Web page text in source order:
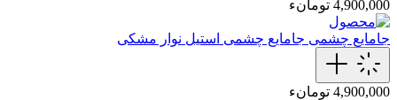
4,900,000 تومانء
جامایع چشمی جامایع چشمی استیل نوار مشکی
4,900,000 تومانء